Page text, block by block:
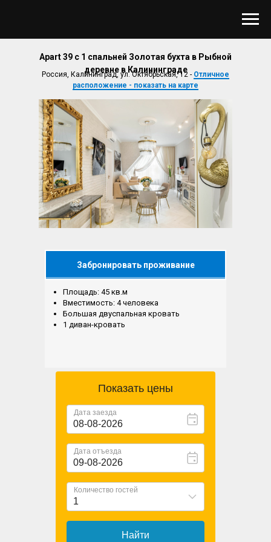
Apart 39 с 1 спальней Золотая бухта в Рыбной
деревне в Калининграде
Россия, Калининград, ул. Октябрьская, 12 - Отличное
расположение - показать на карте
Забронировать проживание
Площадь: 45 кв.м
Вместимость: 4 человека
Большая двуспальная кровать
1 диван-кровать